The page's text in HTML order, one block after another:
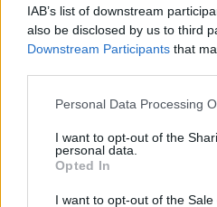
IAB’s list of downstream
also be disclosed by us to third
Downstream Participants that
Personal Data Processing
I want to opt-out of the
personal data.
Opted In
I want to opt-out of the Sale
Mad.gr
Μοιράσου